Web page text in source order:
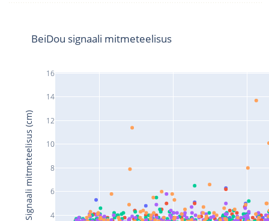
4
6
8
10
12
14
16
BeiDou signaali mitmeteelisus
Signaali mitmeteelisus (cm)